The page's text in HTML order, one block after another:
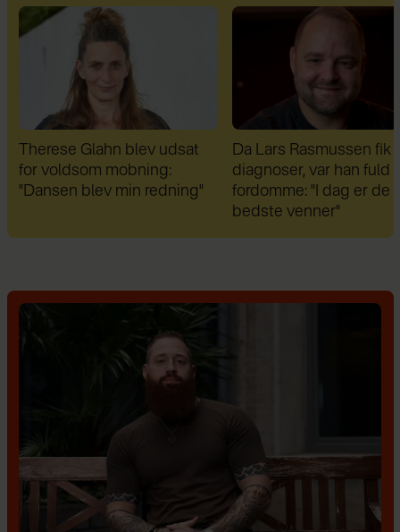
Da Lars Rasmussen fik sine
diagnoser, var han fuld af
fordomme: "I dag er de mine
Therese Glahn afslører:
blevet